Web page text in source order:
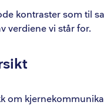
kontraster som til
verdiene vi står for.
om